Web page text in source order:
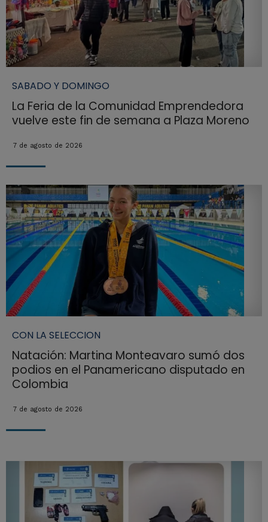
SABADO Y DOMINGO
La Feria de la Comunidad Emprendedora
vuelve este fin de semana a Plaza Moreno
7 de agosto de 2026
CON LA SELECCION
Natación: Martina Monteavaro sumó dos
podios en el Panamericano disputado en
Colombia
7 de agosto de 2026